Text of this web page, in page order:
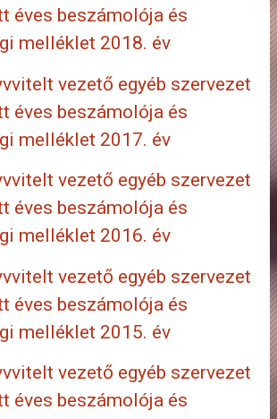
éves beszámolója és
melléklet 2018. év
vezető egyéb szervezet
éves beszámolója és
melléklet 2017. év
vezető egyéb szervezet
éves beszámolója és
melléklet 2016. év
vezető egyéb szervezet
éves beszámolója és
melléklet 2015. év
vezető egyéb szervezet
éves beszámolója és